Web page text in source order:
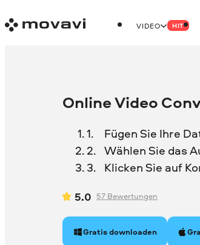
VIDEO HIT
Online Video
Fügen Sie Ihre
Wählen Sie das
Klicken Sie auf
5.0 57 Bewertungen
Gratis downloaden